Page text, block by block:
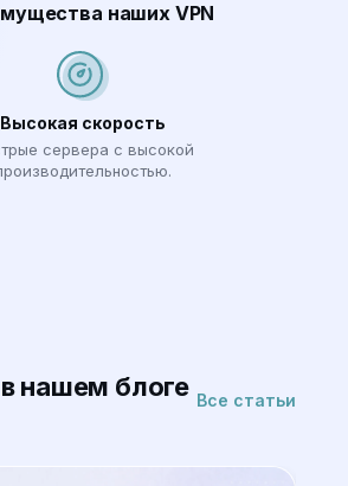
наших VPN
Высокая скорость
сервера с высокой
нашем блоге Все статьи